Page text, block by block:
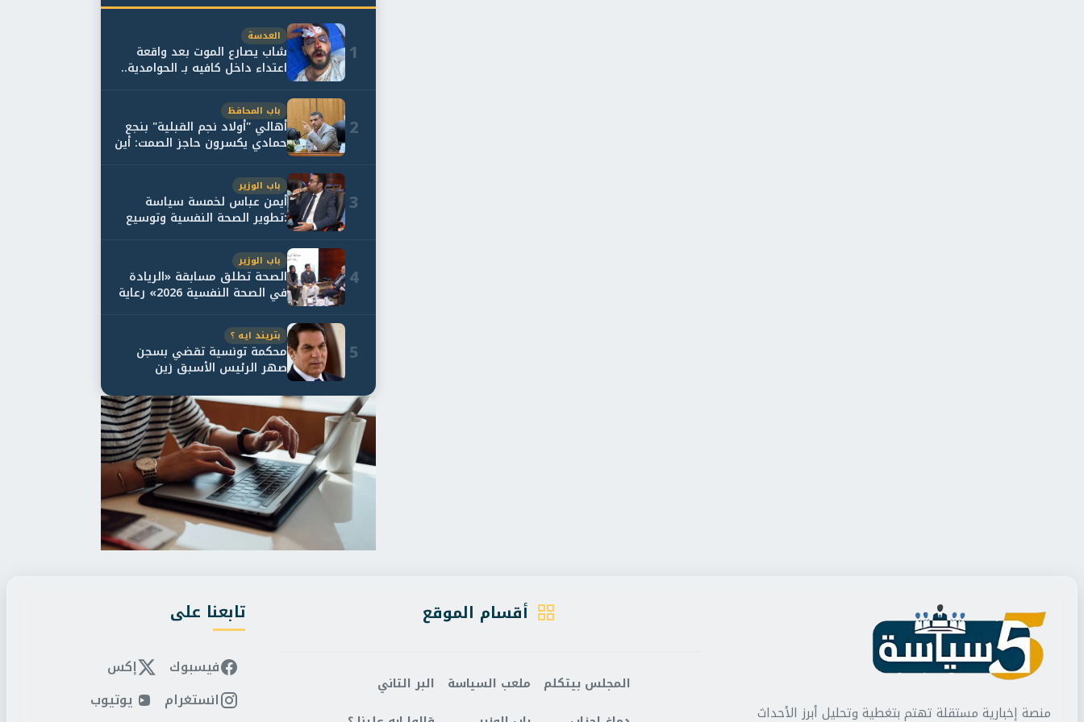
1
العدسة
شاب يصارع الموت بعد واقعة
اعتداء داخل كافيه بـ الحوامدية..
وأسرته...
2
باب المحافظ
أهالي "أولاد نجم القبلية" بنجع
حمادي يكسرون حاجز الصمت: أين
حقيقة...
3
باب الوزير
أيمن عباس لخمسة سياسة
:تطوير الصحة النفسية وتوسيع
خدمات العلاج و...
4
باب الوزير
الصحة تطلق مسابقة «الريادة
في الصحة النفسية 2026» رعاية
نفسية اف...
5
بتريند ايه ؟
محكمة تونسية تقضي بسجن
صهر الرئيس الأسبق زين
العابدين بن علي لمدة...
منصة إخبارية مستقلة تهتم بتغطية وتحليل أبرز الأحداث
أقسام الموقع
المجلس بيتكلم
ملعب السياسة
البر التاني
تابعنا على
فيسبوك
إكس
انستغرام
يوتيوب